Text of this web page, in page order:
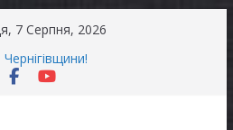
7 Серпня, 2026
першокласників уже можуть